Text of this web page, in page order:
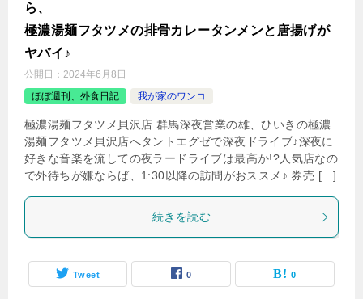
ら、
極濃湯麺フタツメの排骨カレータンメンと唐揚げが
ヤバイ♪
公開日： 2024年6月8日
ほぼ週刊、外食日記
我が家のワンコ
極濃湯麺フタツメ貝沢店 群馬深夜営業の雄、ひいきの極濃
湯麺フタツメ貝沢店へタントエグゼで深夜ドライブ♪深夜に
好きな音楽を流しての夜ラードライブは最高か!?人気店なの
で外待ちが嫌ならば、1:30以降の訪問がおススメ♪ 券売 […]
続きを読む
Tweet 0 0